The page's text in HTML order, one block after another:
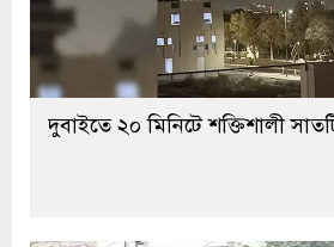
দুবাইতে ২০ মিনিটে শক্তিশালী